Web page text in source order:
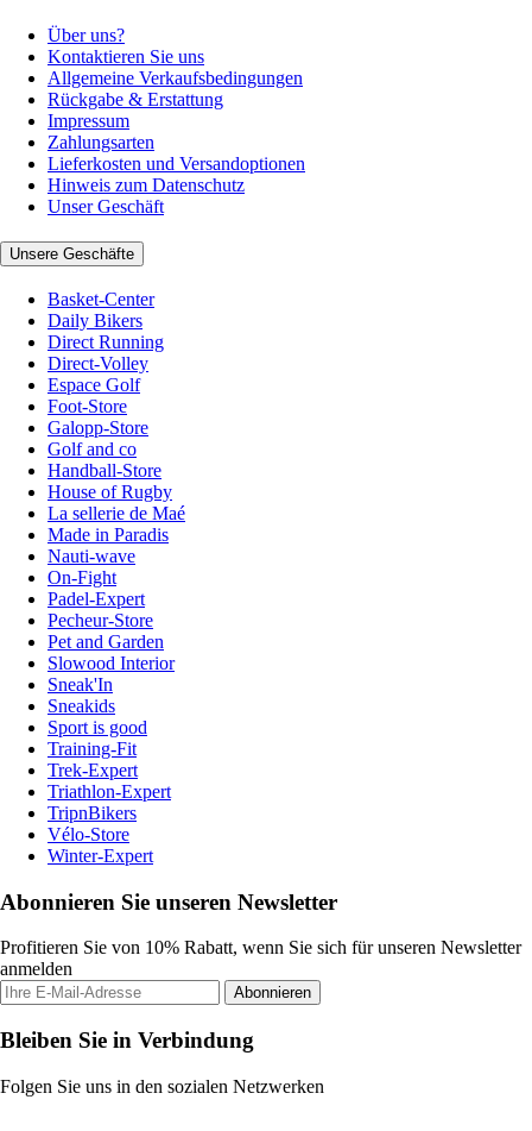
Über uns?
Kontaktieren Sie uns
Allgemeine Verkaufsbedingungen
Rückgabe & Erstattung
Impressum
Zahlungsarten
Lieferkosten und Versandoptionen
Hinweis zum Datenschutz
Unser Geschäft
Unsere Geschäfte
Basket-Center
Daily Bikers
Direct Running
Direct-Volley
Espace Golf
Foot-Store
Galopp-Store
Golf and co
Handball-Store
House of Rugby
La sellerie de Maé
Made in Paradis
Nauti-wave
On-Fight
Padel-Expert
Pecheur-Store
Pet and Garden
Slowood Interior
Sneak'In
Sneakids
Sport is good
Training-Fit
Trek-Expert
Triathlon-Expert
TripnBikers
Vélo-Store
Winter-Expert
Abonnieren Sie unseren Newsletter
Profitieren Sie von 10% Rabatt, wenn Sie sich für unseren Newsletter
anmelden
Abonnieren
Bleiben Sie in Verbindung
Folgen Sie uns in den sozialen Netzwerken